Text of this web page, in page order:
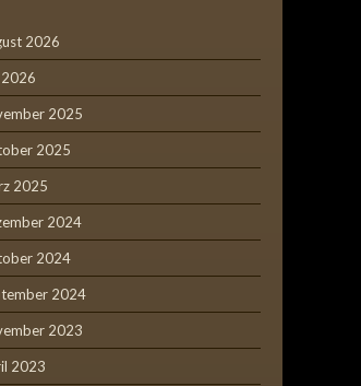
2026
2026
2025
2025
2025
2024
2024
2024
2023
2023